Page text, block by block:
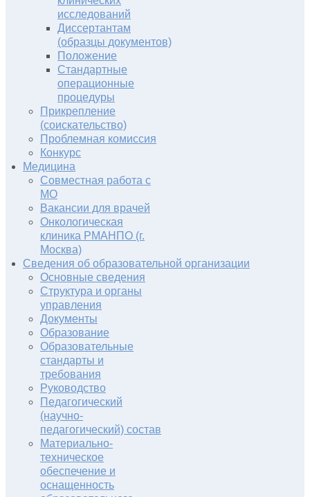
исследований
Диссертантам
(образцы документов)
Положение
Стандартные
операционные
процедуры
Прикрепление
(соискательство)
Проблемная комиссия
Конкурс
Медицина
Совместная работа с
МО
Вакансии для врачей
Онкологическая
клиника РМАНПО (г.
Москва)
Сведения об образовательной организации
Основные сведения
Структура и органы
управления
Документы
Образование
Образовательные
стандарты и
требования
Руководство
Педагогический
(научно-
педагогический) состав
Материально-
техническое
обеспечение и
оснащенность